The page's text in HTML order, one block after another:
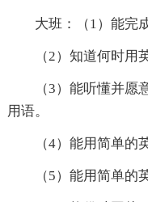
大班：（1）能完
（2）知道何时用
（3）能听懂并
用语。
（4）能用简单的
（5）能用简单的